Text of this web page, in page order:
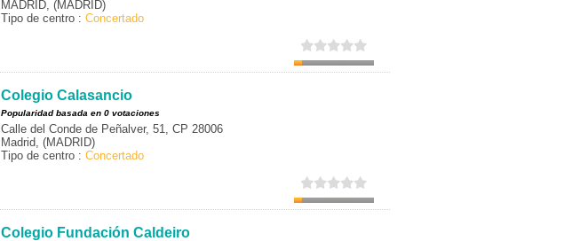
MADRID, (MADRID)
Tipo de centro : Concertado
Colegio Calasancio
Popularidad basada en 0 votaciones
Calle del Conde de Peñalver, 51, CP 28006
Madrid, (MADRID)
Tipo de centro : Concertado
Colegio Fundación Caldeiro